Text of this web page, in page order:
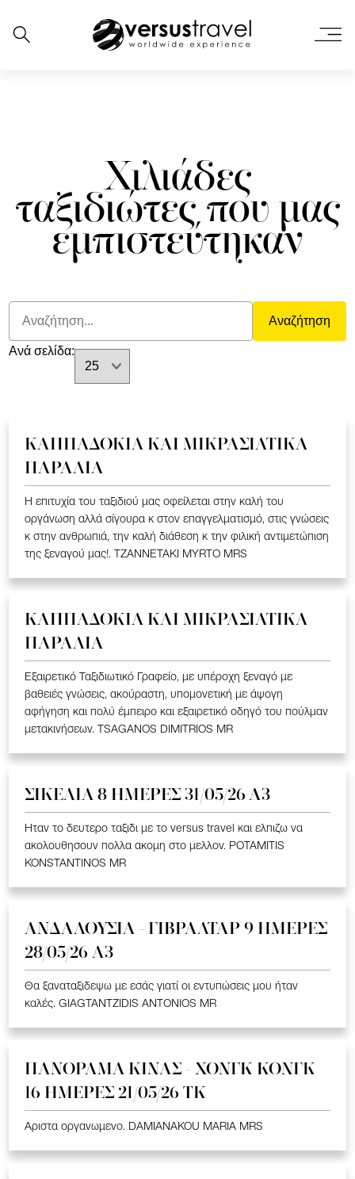
Χιλιάδες
ταξιδιώτες που μας
εμπιστεύτηκαν
Αναζήτηση
Ανά σελίδα:
ΚΑΠΠΑΔΟΚΙΑ ΚΑΙ ΜΙΚΡΑΣΙΑΤΙΚΑ
ΠΑΡΑΛΙΑ
Η επιτυχία του ταξιδιού μας οφείλεται στην καλή του
οργάνωση αλλά σίγουρα κ στον επαγγελματισμό, στις γνώσεις
κ στην ανθρωπιά, την καλή διάθεση κ την φιλική αντιμετώπιση
της ξεναγού μας!. TZANNETAKI MYRTO MRS
ΚΑΠΠΑΔΟΚΙΑ ΚΑΙ ΜΙΚΡΑΣΙΑΤΙΚΑ
ΠΑΡΑΛΙΑ
Εξαιρετικό Ταξιδιωτικό Γραφείο, με υπέροχη ξεναγό με
βαθειές γνώσεις, ακούραστη, υπομονετική με άψογη
αφήγηση και πολύ έμπειρο και εξαιρετικό οδηγό του πούλμαν
μετακινήσεων. TSAGANOS DIMITRIOS MR
ΣΙΚΕΛΙΑ 8 ΗΜΕΡΕΣ 31/05/26 Α3
Ηταν το δευτερο ταξιδι με το versus travel και ελπιζω να
ακολουθησουν πολλα ακομη στο μελλον. POTAMITIS
KONSTANTINOS MR
ΑΝΔΑΛΟΥΣΙΑ - ΓΙΒΡΑΛΤΑΡ 9 ΗΜΕΡΕΣ
28/05/26 A3
Θα ξαναταξιδεψω με εσάς γιατί οι εντυπώσεις μου ήταν
καλές. GIAGTANTZIDIS ANTONIOS MR
ΠΑΝΟΡΑΜΑ ΚΙΝΑΣ - ΧΟΝΓΚ ΚΟΝΓΚ
16 ΗΜΕΡΕΣ 21/05/26 TK
Αριστα οργανωμενο. DAMIANAKOU MARIA MRS